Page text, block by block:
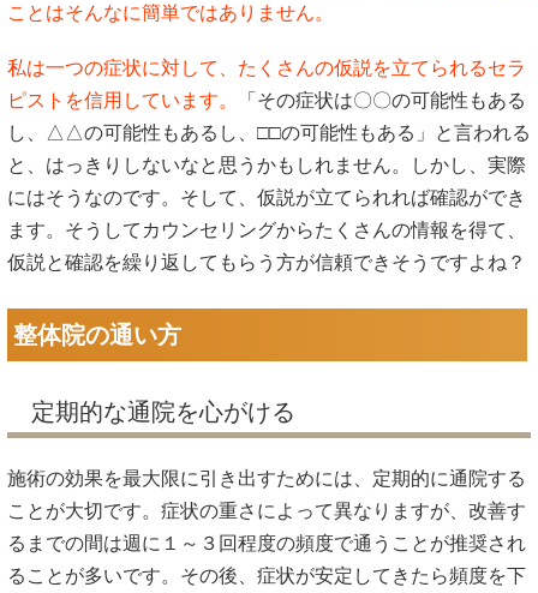
ことはそんなに簡単ではありません。
私は一つの症状に対して、たくさんの仮説を立てられるセラ
ピストを信用しています。
「その症状は〇〇の可能性もある
し、△△の可能性もあるし、□□の可能性もある」と言われる
と、はっきりしないなと思うかもしれません。しかし、実際
にはそうなのです。そして、仮説が立てられれば確認ができ
ます。そうしてカウンセリングからたくさんの情報を得て、
仮説と確認を繰り返してもらう方が信頼できそうですよね？
整体院の通い方
定期的な通院を心がける
施術の効果を最大限に引き出すためには、定期的に通院する
ことが大切です。症状の重さによって異なりますが、改善す
るまでの間は週に１～３回程度の頻度で通うことが推奨され
ることが多いです。その後、症状が安定してきたら頻度を下